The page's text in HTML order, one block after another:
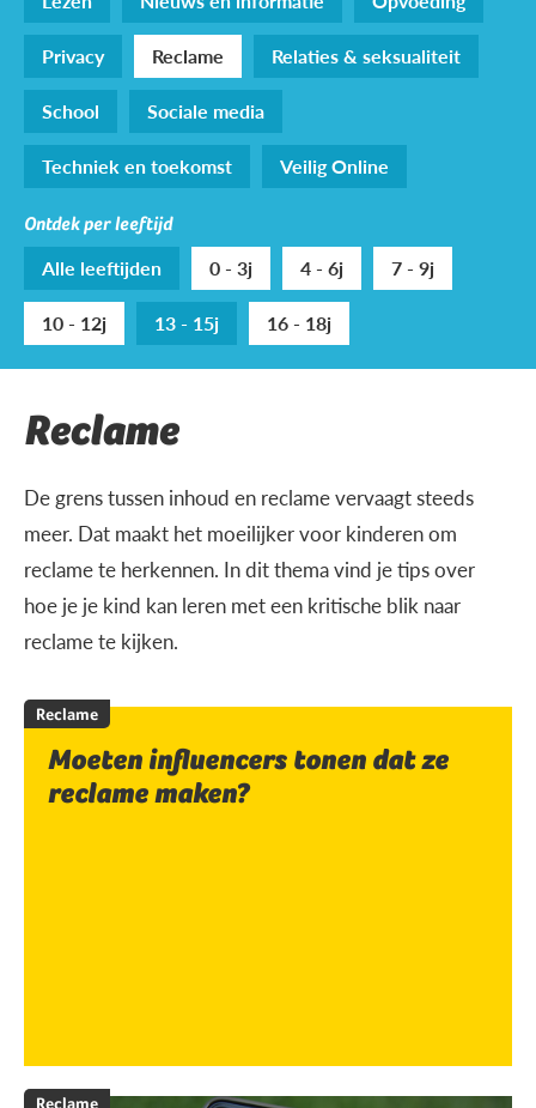
Privacy
Reclame
Relaties & seksualiteit
School
Sociale media
Techniek en toekomst
Veilig Online
Ontdek per leeftijd
Alle leeftijden 0 - 3j 4 - 6j
7 - 9j
10 - 12j
13 - 15j 16 - 18j
Reclame
De grens tussen inhoud en reclame vervaagt steeds
meer. Dat maakt het moeilijker voor kinderen om
reclame te herkennen. In dit thema vind je tips over
hoe je je kind kan leren met een kritische blik naar
reclame te kijken.
Reclame
Moeten influencers tonen dat ze
reclame maken?
Reclame